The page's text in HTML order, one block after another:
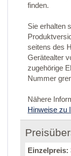
finden.
Sie erhalten
seitens des
Gerätealter
zugehörige
Nummer
Nähere
Hinweise zu
Einzelpreis: